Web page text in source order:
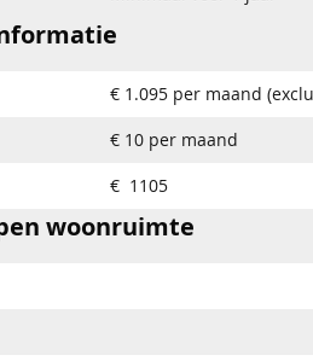
€ 1.095 per maand
€ 10 per maand
€ 1105
woonruimte